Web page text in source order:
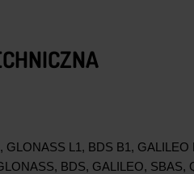
GLONASS L1, BDS B1, GALILEO
BDS, GALILEO, SBAS,